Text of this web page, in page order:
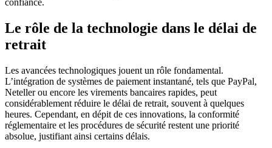
confiance.
Le rôle de la technologie dans le délai de
retrait
Les avancées technologiques jouent un rôle fondamental.
L’intégration de systèmes de paiement instantané, tels que PayPal,
Neteller ou encore les virements bancaires rapides, peut
considérablement réduire le délai de retrait, souvent à quelques
heures. Cependant, en dépit de ces innovations, la conformité
réglementaire et les procédures de sécurité restent une priorité
absolue, justifiant ainsi certains délais.